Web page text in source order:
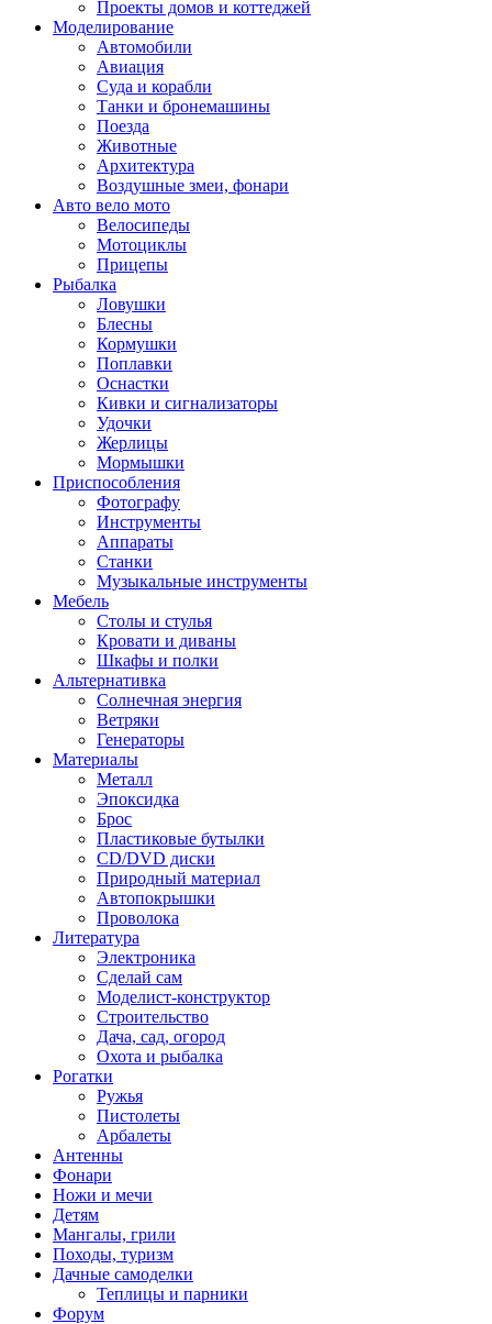
Проекты домов и коттеджей
Моделирование
Автомобили
Авиация
Суда и корабли
Танки и бронемашины
Поезда
Животные
Архитектура
Воздушные змеи, фонари
Авто вело мото
Велосипеды
Мотоциклы
Прицепы
Рыбалка
Ловушки
Блесны
Кормушки
Поплавки
Оснастки
Кивки и сигнализаторы
Удочки
Жерлицы
Мормышки
Приспособления
Фотографу
Инструменты
Аппараты
Станки
Музыкальные инструменты
Мебель
Столы и стулья
Кровати и диваны
Шкафы и полки
Альтернативка
Солнечная энергия
Ветряки
Генераторы
Материалы
Металл
Эпоксидка
Брос
Пластиковые бутылки
CD/DVD диски
Природный материал
Автопокрышки
Проволока
Литература
Электроника
Сделай сам
Моделист-конструктор
Строительство
Дача, сад, огород
Охота и рыбалка
Рогатки
Ружья
Пистолеты
Арбалеты
Антенны
Фонари
Ножи и мечи
Детям
Мангалы, грили
Походы, туризм
Дачные самоделки
Теплицы и парники
Форум